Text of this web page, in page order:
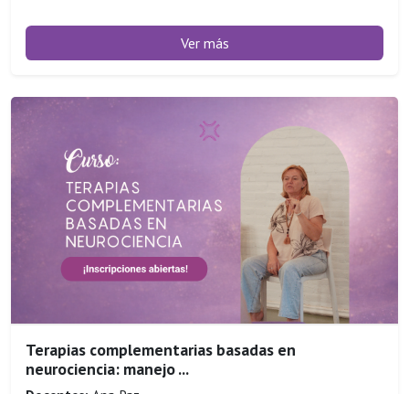
Ver más
Terapias complementarias basadas en
neurociencia: manejo ...